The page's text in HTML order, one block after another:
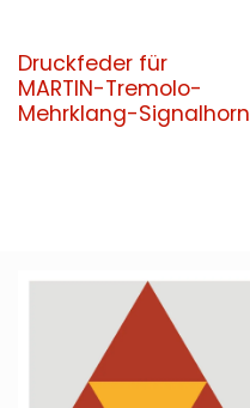
Druckfeder für
MARTIN-Tremolo-
Mehrklang-Signalhorn